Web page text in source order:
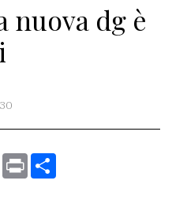
nuova dg è
EmailPrint